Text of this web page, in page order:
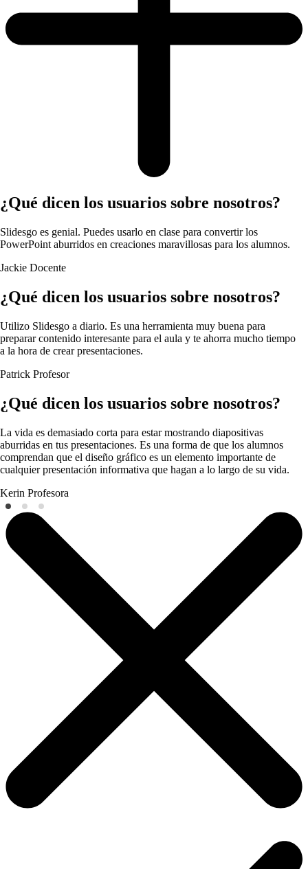
¿Qué dicen los usuarios sobre nosotros?
Slidesgo es genial. Puedes usarlo en clase para convertir los
PowerPoint aburridos en creaciones maravillosas para los alumnos.
Jackie Docente
¿Qué dicen los usuarios sobre nosotros?
Utilizo Slidesgo a diario. Es una herramienta muy buena para
preparar contenido interesante para el aula y te ahorra mucho tiempo
a la hora de crear presentaciones.
Patrick Profesor
¿Qué dicen los usuarios sobre nosotros?
La vida es demasiado corta para estar mostrando diapositivas
aburridas en tus presentaciones. Es una forma de que los alumnos
comprendan que el diseño gráfico es un elemento importante de
cualquier presentación informativa que hagan a lo largo de su vida.
Kerin Profesora